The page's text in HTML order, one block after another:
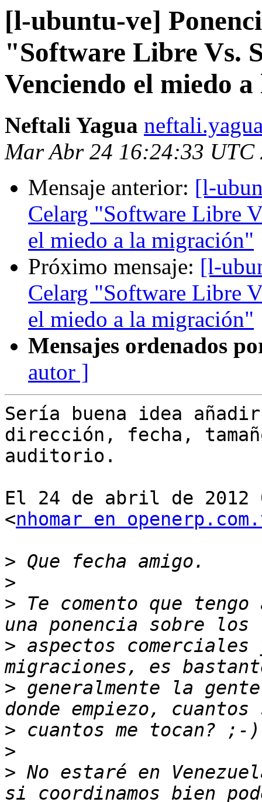
[l-ubuntu-ve]
"Software Libre Vs.
Venciendo el miedo
Neftali Yagua
Mar Abr 24 16:24:33 UTC
Mensaje anterior: [l-
Celarg "Software Libre
el miedo a la migración"
Próximo mensaje: [l-
Celarg "Software Libre
el miedo a la migración"
Mensajes ordenados
autor ]
Sería buena idea
dirección, fecha,
auditorio.
El 24 de abril de 2012
<nhomar en
>
>
> Te comento que
> aspectos comerciales
> generalmente la
>
>
> No estaré en